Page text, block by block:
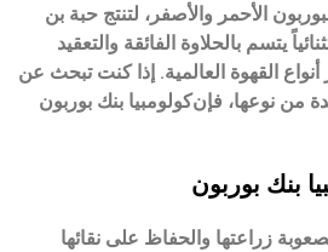
الأحمر والأصفر، لتنتج حبة بن
يتسم بالحلاوة الفائقة والتعقيد
القهوة العالمية. إذا كنت تبحث عن
من نوعها، فإنكولومبيا بنك بوربون
بنك بوربون
زراعتها والحفاظ على نقائها